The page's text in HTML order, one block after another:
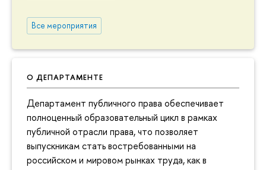
Все мероприятия
О ДЕПАРТАМЕНТЕ
Департамент публичного права обеспечивает
полноценный образовательный цикл в рамках
публичной отрасли права, что позволяет
выпускникам стать востребованными на
российском и мировом рынках труда, как в